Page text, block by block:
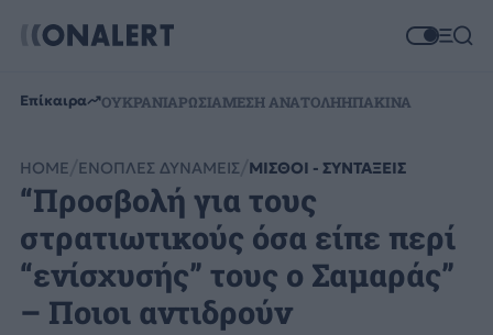
Επίκαιρα ΟΥΚΡΑΝΙΑΡΩΣΙΑΜΕΣΗ ΑΝΑΤΟΛΗΗΠΑΚΙΝΑ
HOME ΕΝΟΠΛΕΣ ΔΥΝΑΜΕΙΣ ΜΙΣΘΟΙ - ΣΥΝΤΑΞΕΙΣ
“Προσβολή για τους
στρατιωτικούς όσα είπε περί
“ενίσχυσής” τους ο Σαμαράς”
– Ποιοι αντιδρούν